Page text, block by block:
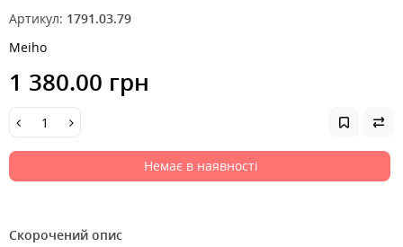
Артикул: 1791.03.79
Meiho
1 380.00 грн
Немає в наявності
Скорочений опис